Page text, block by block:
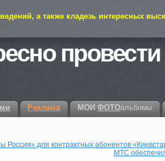
а также кладезь интересных
Реклама МОИ ФОТОальбомы
Россия» для контрактных абонентов
МТС